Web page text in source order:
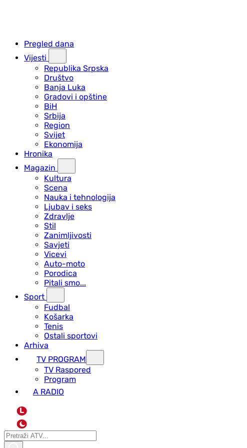
Pregled dana
Vijesti
Republika Srpska
Društvo
Banja Luka
Gradovi i opštine
BiH
Srbija
Region
Svijet
Ekonomija
Hronika
Magazin
Kultura
Scena
Nauka i tehnologija
Ljubav i seks
Zdravlje
Stil
Zanimljivosti
Savjeti
Vicevi
Auto-moto
Porodica
Pitali smo...
Sport
Fudbal
Košarka
Tenis
Ostali sportovi
Arhiva
TV PROGRAM
ТV Raspored
Program
A RADIO
L